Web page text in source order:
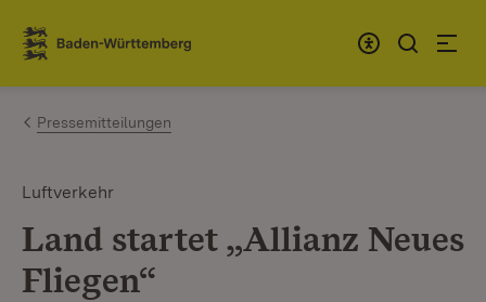
Zum Inhalt springen
Link zur Startseite
Pressemitteilungen
Luftverkehr
Land startet „Allianz Neues
Fliegen“